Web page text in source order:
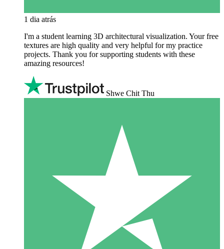
1 dia atrás
I'm a student learning 3D architectural visualization. Your free
textures are high quality and very helpful for my practice
projects. Thank you for supporting students with these
amazing resources!
Shwe Chit Thu